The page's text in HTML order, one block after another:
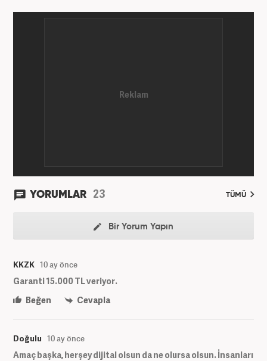
YORUMLAR 23 TÜMÜ
Bir Yorum Yapın
KKZK 10 ay önce
Garanti 15.000 TL veriyor.
Beğen
Cevapla
Doğulu 10 ay önce
Amaç başka, herşey dijital olsun da ne olursa olsun. İnsanları